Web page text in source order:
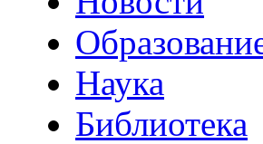
Наука
Библиотека